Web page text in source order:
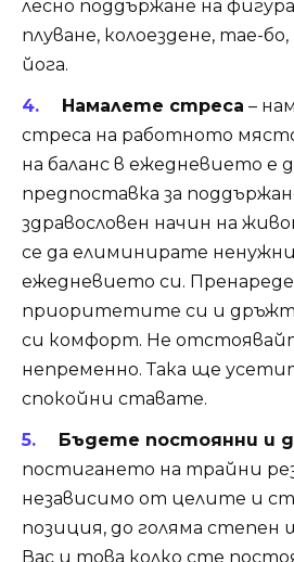
лесно поддържане на
плуване, колоездене, тае-
йога.
Намалете стреса –
стреса на работното
на баланс в ежедневието е
предпоставка за
здравословен начин на
се да елиминирате
ежедневието си.
приоритетите си и
си комфорт. Не
непременно. Така ще
спокойни ставате.
Бъдете постоянни и
постигането на трайни
независимо от целите и
позиция, до голяма степен
Вас и това колко сте